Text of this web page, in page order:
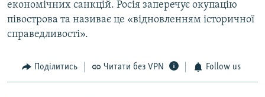
економічних санкцій. Росія заперечує окупацію
півострова та називає це «відновленням історичної
справедливості».
Поділитись Читати без VPN Follow us